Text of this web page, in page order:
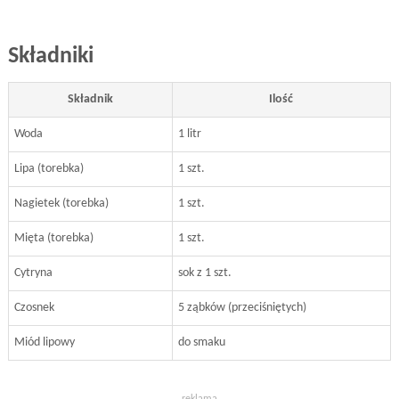
Składniki
Składnik Ilość
Woda 1 litr
Lipa (torebka) 1 szt.
Nagietek (torebka) 1 szt.
Mięta (torebka) 1 szt.
Cytryna sok z 1 szt.
Czosnek 5 ząbków (przeciśniętych)
Miód lipowy do smaku